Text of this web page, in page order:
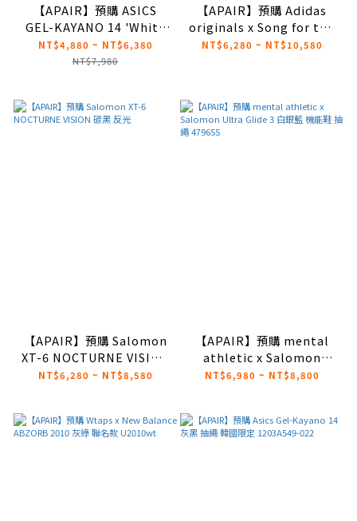
【APAIR】預購 ASICS
GEL-KAYANO 14 'White
Ivory' 象牙白 海鹽灰
1203A537-111
NT$4,880 ~ NT$6,380
NT$7,980
【APAIR】預購 Adidas
originals x Song for the
Mute Samba LX
NT$6,280 ~ NT$10,580
【APAIR】預購 Salomon
XT-6 NOCTURNE VISION
碳黑 反光
NT$6,280 ~ NT$8,580
【APAIR】預購 mental
athletic x Salomon
Ultra Glide 3 白銀藍 機能
NT$6,980 ~ NT$8,800